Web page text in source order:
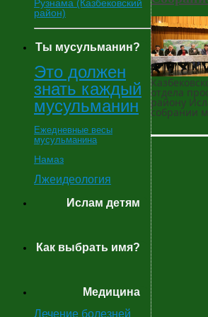
отдела
району
собрании
Рузнама (Казбековский
район)
Ты мусульманин?
Это должен
знать каждый
мусульманин
Ежедневные весы
мусульманина
Намаз
Лжеидеология
Ислам детям
Как выбрать имя?
Медицина
Лечение болезней